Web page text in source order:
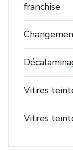
franchise
Vitres
Vitres